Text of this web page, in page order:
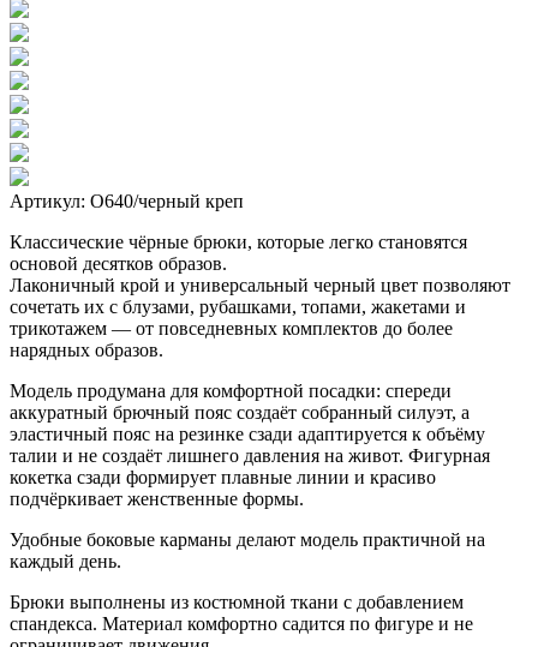
Артикул: О640/черный креп
Классические чёрные брюки, которые легко становятся
основой десятков образов.
Лаконичный крой и универсальный черный цвет позволяют
сочетать их с блузами, рубашками, топами, жакетами и
трикотажем — от повседневных комплектов до более
нарядных образов.
Модель продумана для комфортной посадки: спереди
аккуратный брючный пояс создаёт собранный силуэт, а
эластичный пояс на резинке сзади адаптируется к объёму
талии и не создаёт лишнего давления на живот. Фигурная
кокетка сзади формирует плавные линии и красиво
подчёркивает женственные формы.
Удобные боковые карманы делают модель практичной на
каждый день.
Брюки выполнены из костюмной ткани с добавлением
спандекса. Материал комфортно садится по фигуре и не